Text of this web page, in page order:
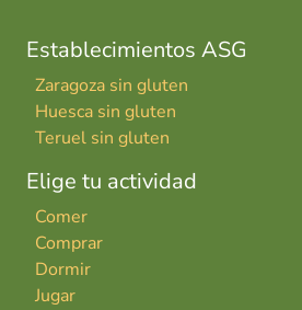
Establecimientos ASG
Zaragoza sin gluten
Huesca sin gluten
Teruel sin gluten
Elige tu actividad
Comer
Comprar
Dormir
Jugar